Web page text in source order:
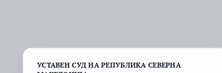
УСТАВЕН СУД НА РЕПУБЛИКА СЕВЕРНА